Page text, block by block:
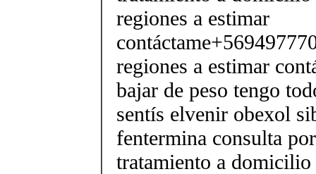
regiones a estimar
regiones a estimar
bajar de peso tengo
sentís elvenir obexol
fentermina consulta
tratamiento a